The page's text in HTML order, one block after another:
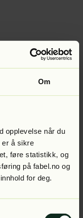
Om
opplevelse når du
er å sikre
føre statistikk, og
på fabel.no og
for deg.